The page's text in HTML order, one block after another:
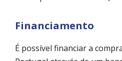
Financiamento
É possível financiar a